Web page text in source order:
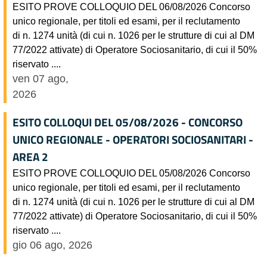
ESITO PROVE COLLOQUIO DEL 06/08/2026 Concorso
unico regionale, per titoli ed esami, per il reclutamento
di n. 1274 unità (di cui n. 1026 per le strutture di cui al DM
77/2022 attivate) di Operatore Sociosanitario, di cui il 50%
riservato ....
ven 07 ago,
2026
ESITO COLLOQUI DEL 05/08/2026 - CONCORSO
UNICO REGIONALE - OPERATORI SOCIOSANITARI -
AREA 2
ESITO PROVE COLLOQUIO DEL 05/08/2026 Concorso
unico regionale, per titoli ed esami, per il reclutamento
di n. 1274 unità (di cui n. 1026 per le strutture di cui al DM
77/2022 attivate) di Operatore Sociosanitario, di cui il 50%
riservato ....
gio 06 ago, 2026